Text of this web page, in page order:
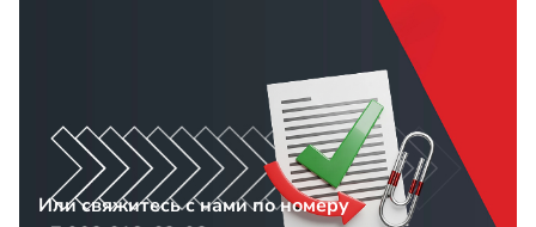
Или свяжитесь с нами по номеру